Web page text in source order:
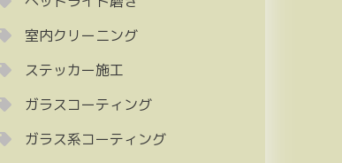
室内クリーニング
ステッカー施工
ガラスコーティング
ガラス系コーティング